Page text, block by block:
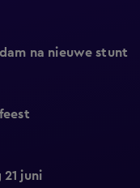
na nieuwe stunt
21 juni